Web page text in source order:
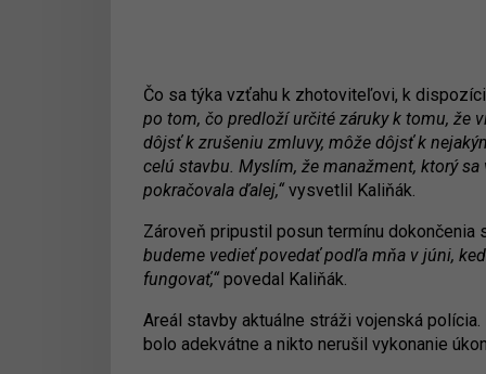
Čo sa týka vzťahu k zhotoviteľovi, k
po tom, čo predloží určité záruky k tomu, že
dôjsť k zrušeniu zmluvy, môže dôjsť k
celú stavbu. Myslím, že manažment, ktorý
pokračovala ďalej,“ vysvetlil Kaliňák.
Zároveň pripustil posun termínu dokončenia
budeme vedieť povedať podľa mňa v júni,
fungovať,“ povedal Kaliňák.
Areál stavby aktuálne stráži vojenská
bolo adekvátne a nikto nerušil vykonanie